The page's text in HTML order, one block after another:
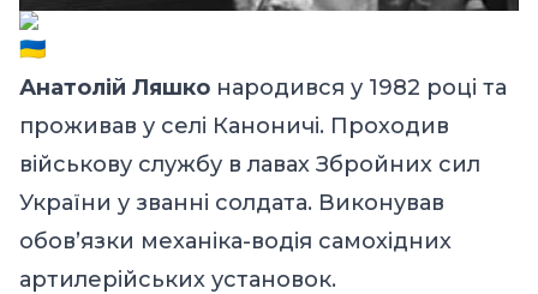
Анатолій Ляшко народився у 1982 році та
проживав у селі Каноничі. Проходив
військову службу в лавах Збройних сил
України у званні солдата. Виконував
обов’язки механіка-водія самохідних
артилерійських установок.